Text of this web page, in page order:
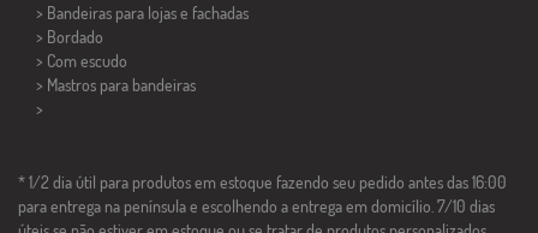
> Bandeiras para lojas e fachadas
> Bordado
> Com escudo
> Mastros para bandeiras
>
* 1/2 dia útil para produtos em estoque fazendo seu pedido antes das 16:00
para entrega na península e escolhendo a entrega em domicílio. 7/10 dias